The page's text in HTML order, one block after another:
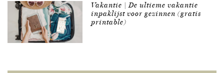
Vakantie | De ultieme vakantie
inpaklijst voor gezinnen (gratis
printable)